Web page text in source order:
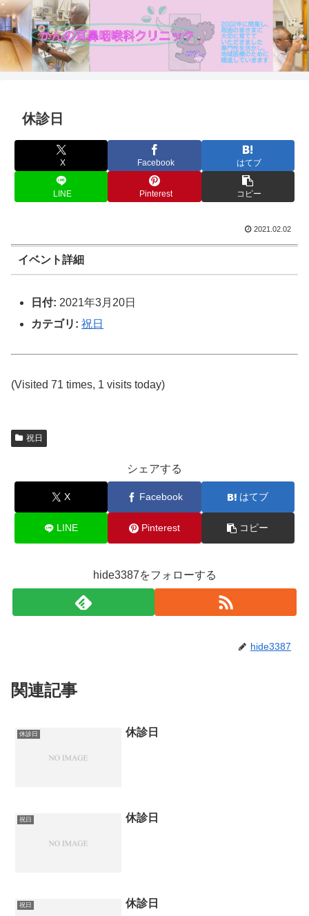
休診日
X Facebook はてブ
LINE Pinterest コピー
2021.02.02
イベント詳細
日付: 2021年3月20日
カテゴリ: 祝日
(Visited 71 times, 1 visits today)
祝日
シェアする
X Facebook はてブ
LINE Pinterest コピー
hide3387をフォローする
hide3387
関連記事
休診日 休診日
祝日 休診日
祝日 休診日